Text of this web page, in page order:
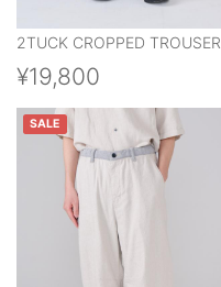
2TUCK CROPPED TROUSER
¥19,800
SALE